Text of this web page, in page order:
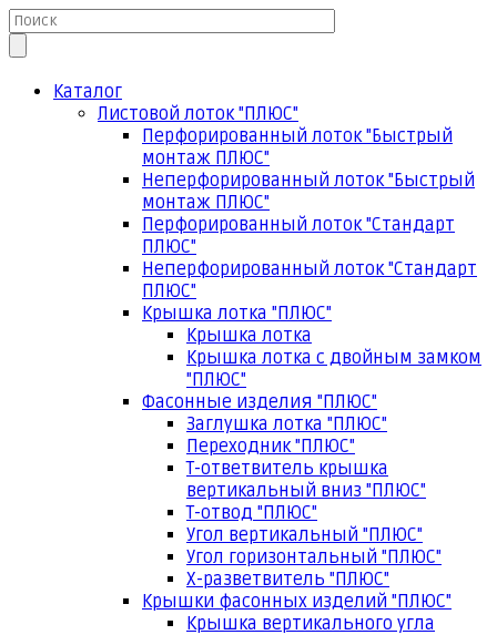
Каталог
Листовой лоток "ПЛЮС"
Перфорированный лоток "Быстрый
монтаж ПЛЮС"
Неперфорированный лоток "Быстрый
монтаж ПЛЮС"
Перфорированный лоток "Стандарт
ПЛЮС"
Неперфорированный лоток "Стандарт
ПЛЮС"
Крышка лотка "ПЛЮС"
Крышка лотка
Крышка лотка с двойным замком
"ПЛЮС"
Фасонные изделия "ПЛЮС"
Заглушка лотка "ПЛЮС"
Переходник "ПЛЮС"
Т-ответвитель крышка
вертикальный вниз "ПЛЮС"
Т-отвод "ПЛЮС"
Угол вертикальный "ПЛЮС"
Угол горизонтальный "ПЛЮС"
Х-разветвитель "ПЛЮС"
Крышки фасонных изделий "ПЛЮС"
Крышка вертикального угла